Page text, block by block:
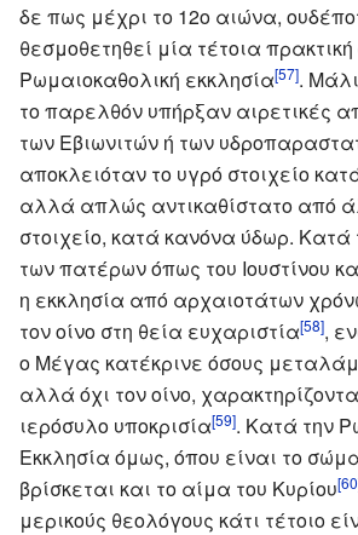
δε πως μέχρι το 12ο αιώνα,
θεσμοθετηθεί μία τέτοια
Ρωμαιοκαθολική εκκλησία[57].
το παρελθόν υπήρξαν αιρετικές
των Εβιωνιτών ή των
αποκλειόταν το υγρό στοιχείο
αλλά απλώς αντικαθίστατο από
στοιχείο, κατά κανόνα ύδωρ. Κατά
των πατέρων όπως του Ιουστίνου
η εκκλησία από αρχαιοτάτων
τον οίνο στη θεία ευχαριστία[58],
ο Μέγας κατέκρινε όσους
αλλά όχι τον οίνο,
ιερόσυλο υποκρισία[59]. Κατά την
Εκκλησία όμως, όπου είναι το
βρίσκεται και το αίμα του Κυρίου
μερικούς θεολόγους κάτι τέτοιο